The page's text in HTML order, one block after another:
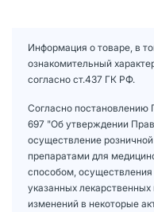
Информация о товаре, в
ознакомительный
согласно ст.437 ГК РФ.
Согласно постановлению
697 "Об утверждении
осуществление
препаратами для
способом, осуществления
указанных
изменений в некоторые